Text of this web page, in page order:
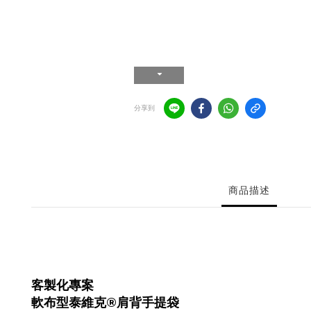
分享到
商品描述
客製化專案
軟布型泰維克®肩背手提袋